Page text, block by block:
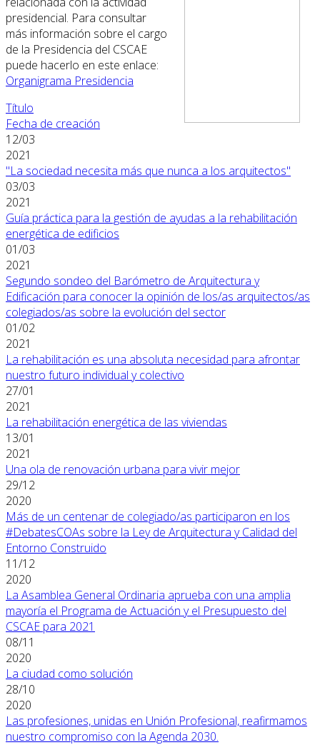
presidencial. Para consultar
más información sobre el cargo
de la Presidencia del CSCAE
puede hacerlo en este enlace:
Organigrama Presidencia
Título
Fecha de creación
12/03
2021
"La sociedad necesita más que nunca a los arquitectos"
03/03
2021
Guía práctica para la gestión de ayudas a la rehabilitación
energética de edificios
01/03
2021
Segundo sondeo del Barómetro de Arquitectura y
Edificación para conocer la opinión de los/as arquitectos/as
colegiados/as sobre la evolución del sector
01/02
2021
La rehabilitación es una absoluta necesidad para afrontar
nuestro futuro individual y colectivo
27/01
2021
La rehabilitación energética de las viviendas
13/01
2021
Una ola de renovación urbana para vivir mejor
29/12
2020
Más de un centenar de colegiado/as participaron en los
#DebatesCOAs sobre la Ley de Arquitectura y Calidad del
Entorno Construido
11/12
2020
La Asamblea General Ordinaria aprueba con una amplia
mayoría el Programa de Actuación y el Presupuesto del
CSCAE para 2021
08/11
2020
La ciudad como solución
28/10
2020
Las profesiones, unidas en Unión Profesional, reafirmamos
nuestro compromiso con la Agenda 2030.